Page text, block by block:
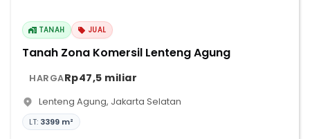
TANAH JUAL
Tanah Zona Komersil Lenteng Agung
HARGARp47,5 miliar
Lenteng Agung, Jakarta Selatan
LT: 3399 m²